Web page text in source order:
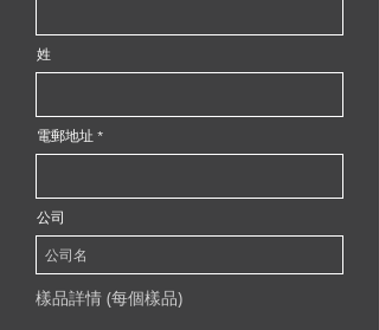
姓
電郵地址
公司
樣品詳情 (每個樣品)